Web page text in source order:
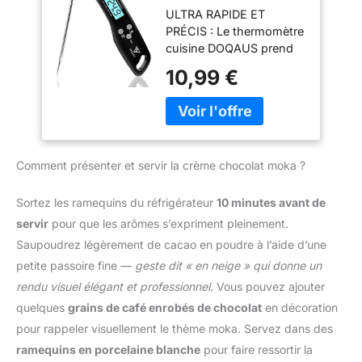
ultra-sensible, qui peut
lire rapidement et avec
précision la température
en 1-3 secondes ;
précision de la
température : ±0,5 °C.
Sonde de 13cm de Long
et Large Plage de Mesure
termometre cuison utilise
acier inoxydable de 13
cm, suffisamment longue
pour éviter de vous
brûler les mains pendant
la mesure ; plage de
température : -50 ℃ ~
300 ℃ Économie
d'énergie : Fonction
d'arrêt automatique
instantané
Thermometre
Cuisson,
Thermomètre
viande, avec Écran
LCD et Auto On/Off,
Sonde Pliable pour
Cuisson, Viande,
Lait, Vin (Noir)
ULTRA RAPIDE ET
PRÉCIS : Le thermomètre
cuisine DOQAUS prend
la température en moins
de 3 secondes. Le
capteur de cuisson des
plage de mesure de -50
572 °F). Notre
thermometre cuisson est
idéal pour les barbecues,
le lait, la cuisson et la
préparation de
confitures. Le guide du
thermomètre de cuisson
vous permet d'obtenir la
cuisson souhaitée
10,99 €
Comment présenter et servir la crème chocolat moka ?
Sortez les ramequins du réfrigérateur 10 minutes avant de
servir pour que les arômes s’expriment pleinement.
Saupoudrez légèrement de cacao en poudre à l’aide d’une
petite passoire fine — geste dit « en neige » qui donne un
rendu visuel élégant et professionnel. Vous pouvez ajouter
quelques grains de café enrobés de chocolat en décoration
pour rappeler visuellement le thème moka. Servez dans des
ramequins en porcelaine blanche pour faire ressortir la